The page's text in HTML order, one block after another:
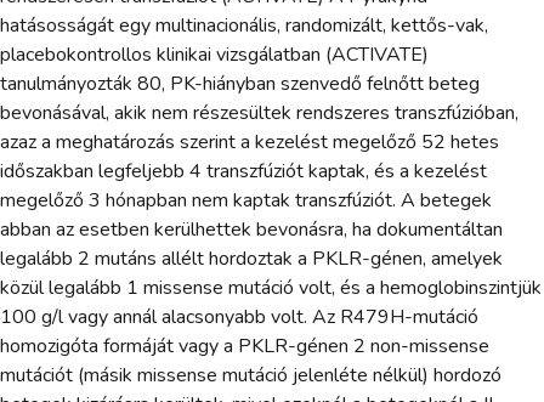
hatásosságát egy multinacionális, randomizált, kettős-vak,
placebokontrollos klinikai vizsgálatban (ACTIVATE)
tanulmányozták 80, PK-hiányban szenvedő felnőtt beteg
bevonásával, akik nem részesültek rendszeres transzfúzióban,
azaz a meghatározás szerint a kezelést megelőző 52 hetes
időszakban legfeljebb 4 transzfúziót kaptak, és a kezelést
megelőző 3 hónapban nem kaptak transzfúziót. A betegek
abban az esetben kerülhettek bevonásra, ha dokumentáltan
legalább 2 mutáns allélt hordoztak a PKLR-génen, amelyek
közül legalább 1 missense mutáció volt, és a hemoglobinszintjük
100 g/l vagy annál alacsonyabb volt. Az R479H-mutáció
homozigóta formáját vagy a PKLR-génen 2 non-missense
mutációt (másik missense mutáció jelenléte nélkül) hordozó